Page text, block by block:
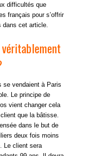
difficultés que
français pour s’offrir
cet article.
se vendaient à Paris
Le principe de
vient changer cela
que la bâtisse.
dans le but de
deux fois moins
Le client sera